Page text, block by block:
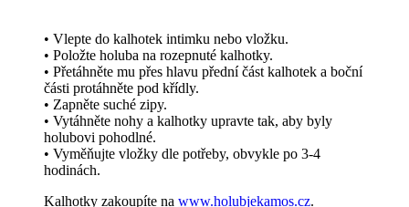
• Vlepte do kalhotek intimku nebo vložku.
• Položte holuba na rozepnuté kalhotky.
• Přetáhněte mu přes hlavu přední část kalhotek a boční
části protáhněte pod křídly.
• Zapněte suché zipy.
• Vytáhněte nohy a kalhotky upravte tak, aby byly
holubovi pohodlné.
• Vyměňujte vložky dle potřeby, obvykle po 3-4
hodinách.
Kalhotky zakoupíte na www.holubjekamos.cz.